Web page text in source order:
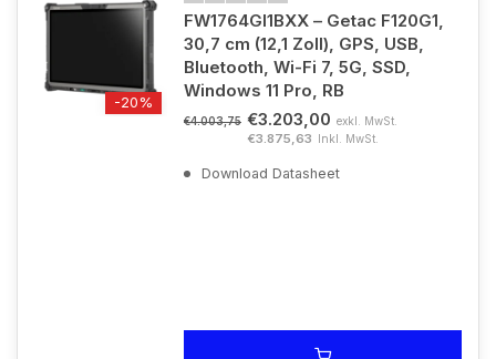
-20%
FW1764GI1BXX – Getac F120G1,
30,7 cm (12,1 Zoll), GPS, USB,
Bluetooth, Wi-Fi 7, 5G, SSD,
Windows 11 Pro, RB
€4.003,75 €3.203,00 exkl. MwSt.
€3.875,63 Inkl. MwSt.
Download Datasheet